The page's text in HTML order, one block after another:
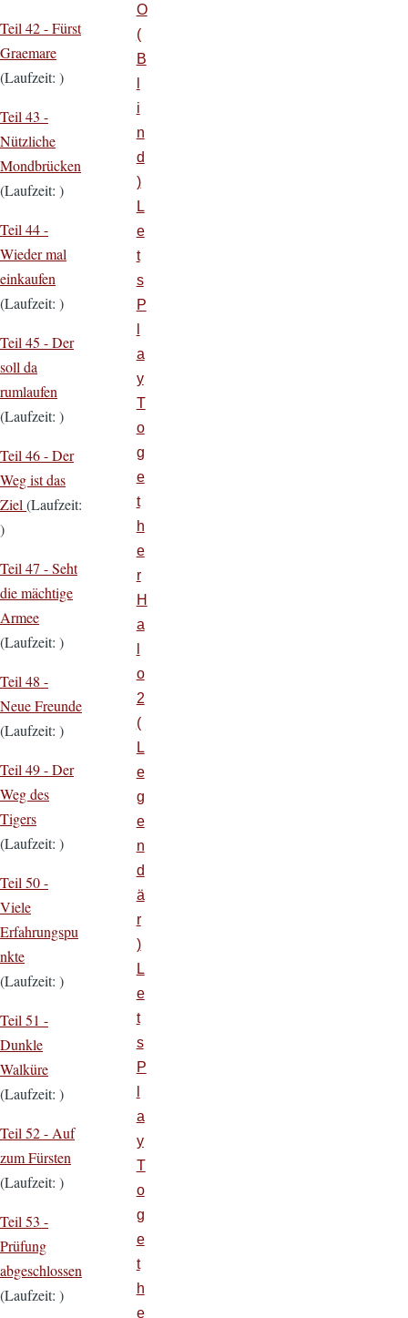
Teil 42 -Fürst
Graemare
(Laufzeit: )
Teil 43 -
Nützliche
Mondbrücken
(Laufzeit: )
Teil 44 -
Wieder mal
einkaufen
(Laufzeit: )
Teil 45 -Der
soll da
rumlaufen
(Laufzeit: )
Teil 46 -Der
Weg ist das
Ziel(Laufzeit:
)
Teil 47 -Seht
die mächtige
Armee
(Laufzeit: )
Teil 48 -
Neue Freunde
(Laufzeit: )
Teil 49 -Der
Weg des
Tigers
(Laufzeit: )
Teil 50 -
Viele
Erfahrungspu
nkte
(Laufzeit: )
Teil 51 -
Dunkle
Walküre
(Laufzeit: )
Teil 52 -Auf
zum Fürsten
(Laufzeit: )
Teil 53 -
Prüfung
abgeschlossen
(Laufzeit: )
O
(
B
i
n
d
)
L
e
t
s
P
a
y
T
o
g
e
t
h
e
r
H
a
o
2
(
L
e
g
e
n
d
ä
r
)
L
e
t
s
P
a
y
T
o
g
e
t
h
e